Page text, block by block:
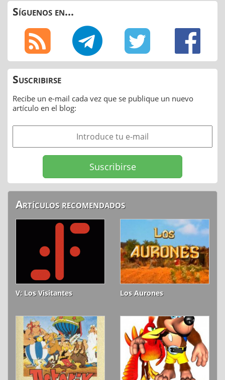
Síguenos en...
Suscribirse
Recibe un e-mail cada vez que se publique un nuevo
artículo en el blog:
Artículos recomendados
V: Los Visitantes Los Aurones